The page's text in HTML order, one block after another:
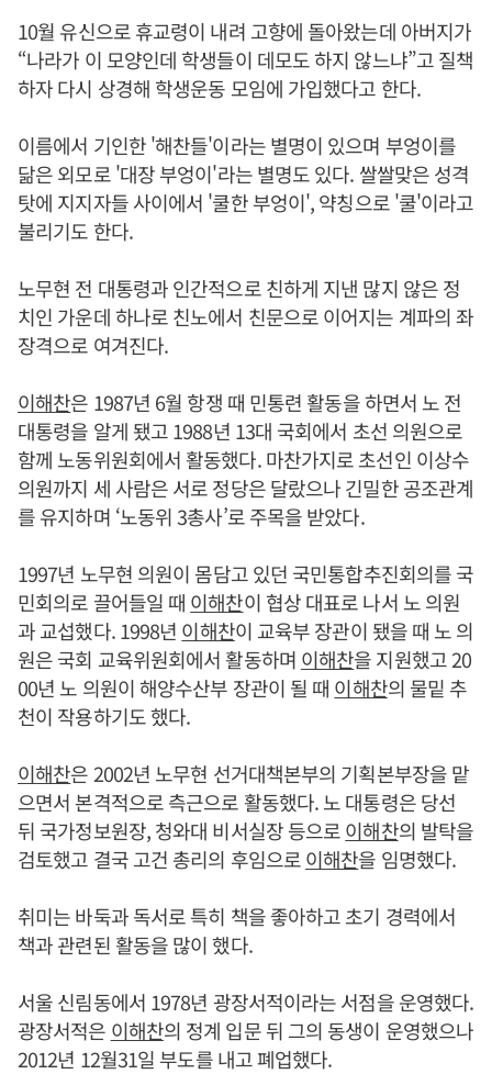
10월 유신으로 휴교령이 내려 고향에 돌아왔는데 아버지가
“나라가 이 모양인데 학생들이 데모도 하지 않느냐”고 질책
하자 다시 상경해 학생운동 모임에 가입했다고 한다.
이름에서 기인한 '해찬들'이라는 별명이 있으며 부엉이를
닮은 외모로 '대장 부엉이'라는 별명도 있다. 쌀쌀맞은 성격
탓에 지지자들 사이에서 '쿨한 부엉이', 약칭으로 '쿨'이라고
불리기도 한다.
노무현 전 대통령과 인간적으로 친하게 지낸 많지 않은 정
치인 가운데 하나로 친노에서 친문으로 이어지는 계파의 좌
장격으로 여겨진다.
이해찬은 1987년 6월 항쟁 때 민통련 활동을 하면서 노 전
대통령을 알게 됐고 1988년 13대 국회에서 초선 의원으로
함께 노동위원회에서 활동했다. 마찬가지로 초선인 이상수
의원까지 세 사람은 서로 정당은 달랐으나 긴밀한 공조관계
를 유지하며 ‘노동위 3총사’로 주목을 받았다.
1997년 노무현 의원이 몸담고 있던 국민통합추진회의를 국
민회의로 끌어들일 때 이해찬이 협상 대표로 나서 노 의원
과 교섭했다. 1998년 이해찬이 교육부 장관이 됐을 때 노 의
원은 국회 교육위원회에서 활동하며 이해찬을 지원했고 20
00년 노 의원이 해양수산부 장관이 될 때 이해찬의 물밑 추
천이 작용하기도 했다.
이해찬은 2002년 노무현 선거대책본부의 기획본부장을 맡
으면서 본격적으로 측근으로 활동했다. 노 대통령은 당선
뒤 국가정보원장, 청와대 비서실장 등으로이해찬의 발탁을
검토했고 결국 고건 총리의 후임으로이해찬을 임명했다.
취미는 바둑과 독서로 특히 책을 좋아하고 초기 경력에서
책과 관련된 활동을 많이 했다.
서울 신림동에서 1978년 광장서적이라는 서점을 운영했다.
광장서적은 이해찬의 정계 입문 뒤 그의 동생이 운영했으나
2012년 12월31일 부도를 내고 폐업했다.